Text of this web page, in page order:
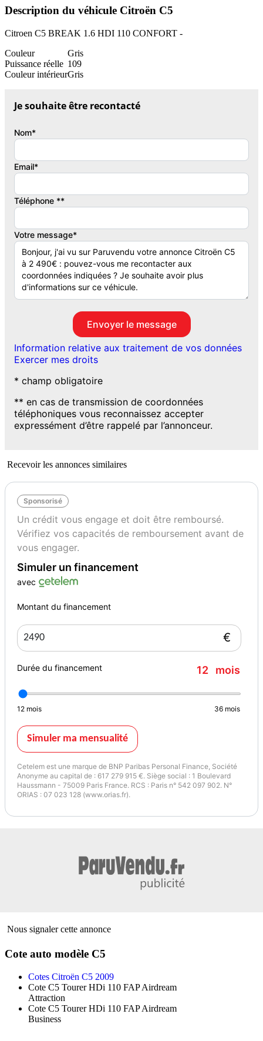
Description du véhicule Citroën C5
Citroen C5 BREAK 1.6 HDI 110 CONFORT -
Couleur
Gris
Puissance réelle 109
Couleur intérieurGris
Je souhaite être recontacté
Nom*
Email*
Téléphone **
Votre message*
Information relative aux traitement de vos données
Exercer mes droits
* champ obligatoire
** en cas de transmission de coordonnées
téléphoniques vous reconnaissez accepter
expressément d’être rappelé par l’annonceur.
Recevoir les annonces similaires
Sponsorisé
Un crédit vous engage et doit être remboursé.
Vérifiez vos capacités de remboursement avant de
vous engager.
Simuler un financement
avec
Montant du financement
€
Durée du financement 12 mois
12 mois 36 mois
Simuler ma mensualité
Cetelem est une marque de BNP Paribas Personal Finance, Société
Anonyme au capital de : 617 279 915 €. Siège social : 1 Boulevard
Haussmann - 75009 Paris France. RCS : Paris n° 542 097 902. N°
ORIAS : 07 023 128 (www.orias.fr).
Nous signaler cette annonce
Cote auto modèle C5
Cotes Citroën C5 2009
Cote C5 Tourer HDi 110 FAP Airdream
Attraction
Cote C5 Tourer HDi 110 FAP Airdream
Business